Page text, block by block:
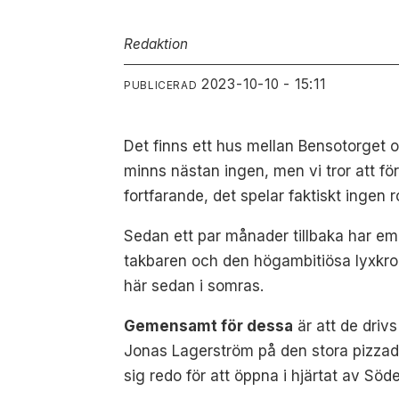
Redaktion
PUBLICERAD 2023-10-10 - 15:11
Det finns ett hus mellan Bensotorget
minns nästan ingen, men vi tror att
fortfarande, det spelar faktiskt ingen
Sedan ett par månader tillbaka har
takbaren och den högambitiösa
här sedan i somras.
Gemensamt för dessa är att de
Jonas Lagerström på den stora
sig redo för att öppna i hjärtat av